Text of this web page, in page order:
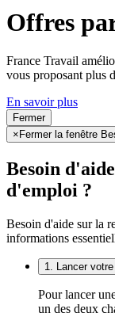
Offres
France Travail
vous proposant plus
En savoir plus
Fermer
× Fermer la fenêtre
Besoin
d'emploi ?
Besoin d'aide sur la
informations
1. Lancer
Pour lancer
un des deux